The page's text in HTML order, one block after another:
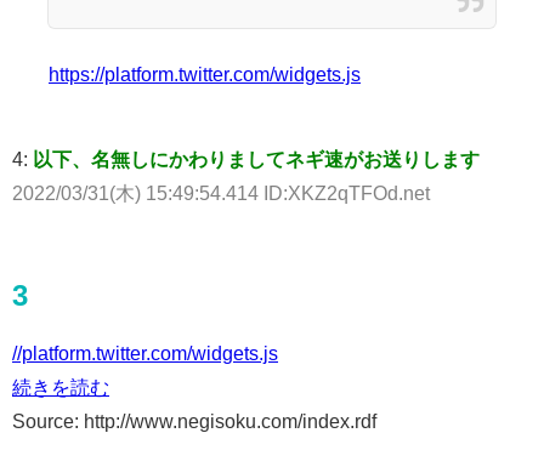
https://platform.twitter.com/widgets.js
4: 以下、名無しにかわりましてネギ速がお送りします
2022/03/31(木) 15:49:54.414 ID:XKZ2qTFOd.net
3
//platform.twitter.com/widgets.js
続きを読む
Source: http://www.negisoku.com/index.rdf